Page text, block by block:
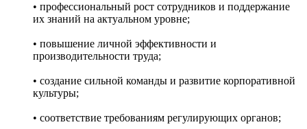
• профессиональный рост сотрудников и поддержание
их знаний на актуальном уровне;
• повышение личной эффективности и
производительности труда;
• создание сильной команды и развитие корпоративной
культуры;
• соответствие требованиям регулирующих органов;